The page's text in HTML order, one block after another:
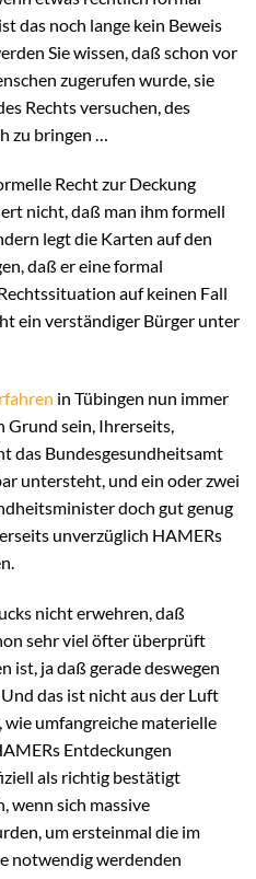
das noch lange kein Beweis
Sie wissen, daß schon vor
zugerufen wurde, sie
Rechts versuchen, des
zu bringen …
Recht zur Deckung
nicht, daß man ihm formell
legt die Karten auf den
daß er eine formal
auf keinen Fall
ein verständiger Bürger unter
in Tübingen nun immer
Grund sein, Ihrerseits,
das Bundesgesundheitsamt
untersteht, und ein oder zwei
doch gut genug
unverzüglich HAMERs
nicht erwehren, daß
sehr viel öfter überprüft
ist, ja daß gerade deswegen
das ist nicht aus der Luft
umfangreiche materielle
Entdeckungen
als richtig bestätigt
wenn sich massive
um ersteinmal die im
notwendig werdenden